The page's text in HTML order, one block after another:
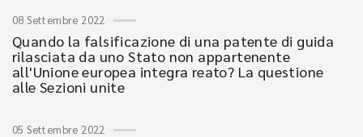
08 Settembre 2022
Quando la falsificazione di una patente di guida
rilasciata da uno Stato non appartenente
all'Unione europea integra reato? La questione
alle Sezioni unite
05 Settembre 2022